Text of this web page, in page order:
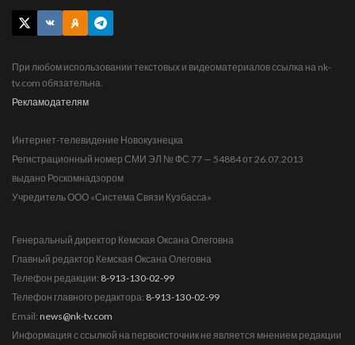
При любом использовании текстовых и видеоматериалов ссылка на nk-
tv.com обязательна.
Рекламодателям
Интернет-телевидение Новокузнецка
Регистрационный номер СМИ ЭЛ № ФС 77 — 54884 от 26.07.2013
выдано Роскомнадзором
Учредитель ООО «Система Связи Кузбасса»
Генеральный директор Кемская Оксана Олеговна
Главный редактор Кемская Оксана Олеговна
Телефон редакции: 8-913-130-02-99
Телефон главного редактора: 8-913-130-02-99
Email: news@nk-tv.com
Информация с ссылкой на первоисточник не является мнением редакции